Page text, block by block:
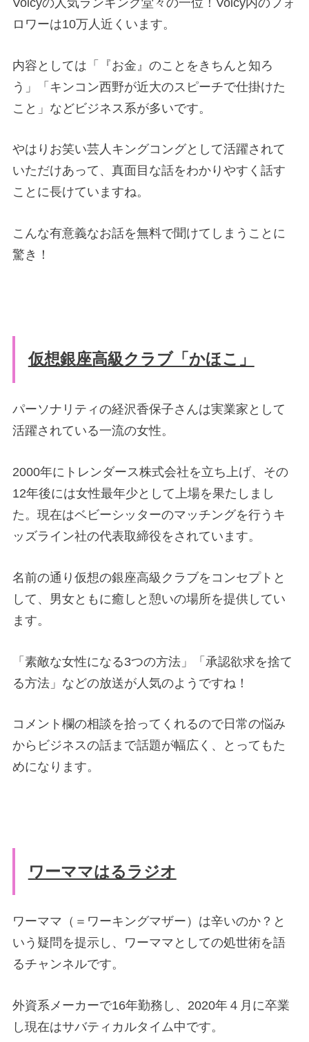
ロワーは10万人近くいます。
内容としては「『お金』のことをきちんと知ろ
う」「キンコン西野が近大のスピーチで仕掛けた
こと」などビジネス系が多いです。
やはりお笑い芸人キングコングとして活躍されて
いただけあって、真面目な話をわかりやすく話す
ことに長けていますね。
こんな有意義なお話を無料で聞けてしまうことに
驚き！
仮想銀座高級クラブ「かほこ」
パーソナリティの経沢香保子さんは実業家として
活躍されている一流の女性。
2000年にトレンダース株式会社を立ち上げ、その
12年後には女性最年少として上場を果たしまし
た。現在はベビーシッターのマッチングを行うキ
ッズライン社の代表取締役をされています。
名前の通り仮想の銀座高級クラブをコンセプトと
して、男女ともに癒しと憩いの場所を提供してい
ます。
「素敵な女性になる3つの方法」「承認欲求を捨て
る方法」などの放送が人気のようですね！
コメント欄の相談を拾ってくれるので日常の悩み
からビジネスの話まで話題が幅広く、とってもた
めになります。
ワーママはるラジオ
ワーママ（＝ワーキングマザー）は辛いのか？と
いう疑問を提示し、ワーママとしての処世術を語
るチャンネルです。
外資系メーカーで16年勤務し、2020年４月に卒業
し現在はサバティカルタイム中です。